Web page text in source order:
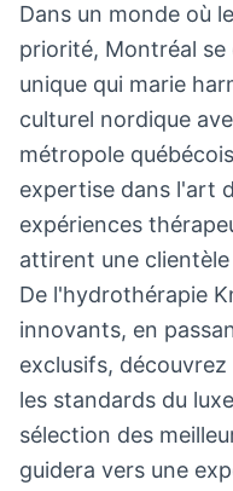
Dans un monde où
priorité, Montréal
unique qui marie
culturel nordique
métropole
expertise dans l'art
expériences
attirent une
De l'hydrothérapie
innovants, en
exclusifs,
les standards du
sélection des
guidera vers une